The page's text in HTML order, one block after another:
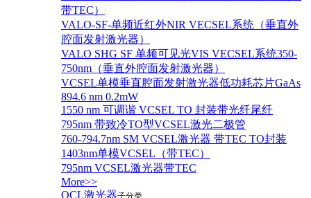
带TEC）
VALO-SF-单频近红外NIR VECSEL系统（垂直外
腔面发射激光器）
VALO SHG SF 单频可见光VIS VECSEL系统350-
750nm（垂直外腔面发射激光器）
VCSEL单模垂直腔面发射激光器低功耗芯片GaAs
894.6 nm 0.2mW
1550 nm 可调谐 VCSEL TO 封装带光纤尾纤
795nm 带致冷TO型VCSEL激光二极管
760-794.7nm SM VCSEL激光器 带TEC TO封装
1403nm单模VCSEL（带TEC）
795nm VCSEL激光器带TEC
More>>
QCL激光器子分类